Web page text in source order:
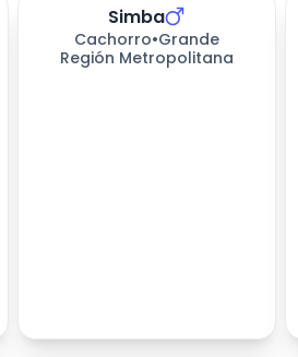
Simba
Cachorro•Grande
Región Metropolitana